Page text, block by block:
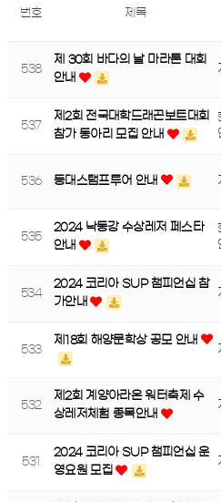
번호 제목
538
제 30회 바다의 날 마라톤 대회
안내
537
제2회 전국대학드래곤보트대회
참가 동아리 모집 안내
536 등대스탬프투어 안내
535
2024 낙동강 수상레저 페스타
안내
534
2024 코리아 SUP 챔피언십 참
가안내
533
제18회 해양문학상 공모 안내
532
제2회 계양아라온 워터축제 수
상레저체험 종목안내
531
2024 코리아 SUP 챔피언십 운
영요원 모집